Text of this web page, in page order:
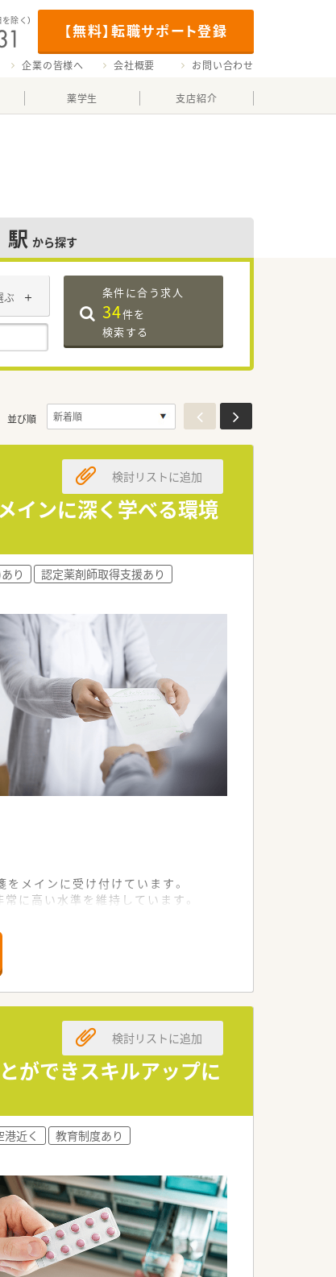
【無料】転職サポート登録
を除く）
企業の皆様へ 会社概要 お問い合わせ
薬学生 支店紹介
駅 から探す
ぶ 条件に合う求人
34件を
検索する
並び順
インに深く学べる環境
検討リストに追加
り
認定薬剤師取得支援あり
メインに受け付けています。
に高い水準を維持しています。
ャリストキャリアが選択できま
専門資格の取得を支援していま
する自己研鑽を会社が応援しま
まで目指すことが可能です。
プランを構築できます。
実現できることが大きな利点で
スの取得率で地域貢献を行ってい
に立ち寄れる薬局を目指してい
業務に専念できる体制を整えて
ができスキルアップに
検討リストに追加
港近く
教育制度あり